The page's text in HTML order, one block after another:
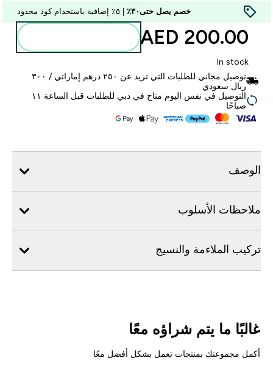
خصم يصل حتى٣٠٪
200.00 AED‎
In stock
توصيل مجاني للطلبات التي تزيد عن ٢٥٠ درهم إماراتي / ٣٠٠
ريال سعودي
التوصيل في نفس اليوم متاح في دبي للطلبات قبل الساعة ١١
صباحًا
الوصف
ملاحظات الأسلوب
تركيب الملاءمة والنسيج
غالبًا ما يتم شراؤه معًا
أكمل مجموعتك بمنتجات تعمل بشكل أفضل معًا